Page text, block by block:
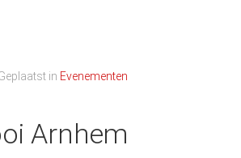
Geplaatst in Evenementen
Arnhem